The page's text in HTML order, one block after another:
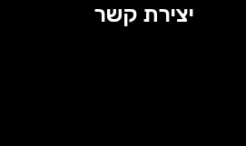
יצירת קשר